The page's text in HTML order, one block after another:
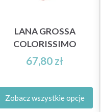
LANA GROSSA
COLORISSIMO
67,80 zł
Zobacz wszystkie opcje